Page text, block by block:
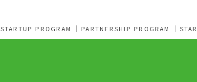
STARTUP PROGRAM PARTNERSHIP PROGRAM